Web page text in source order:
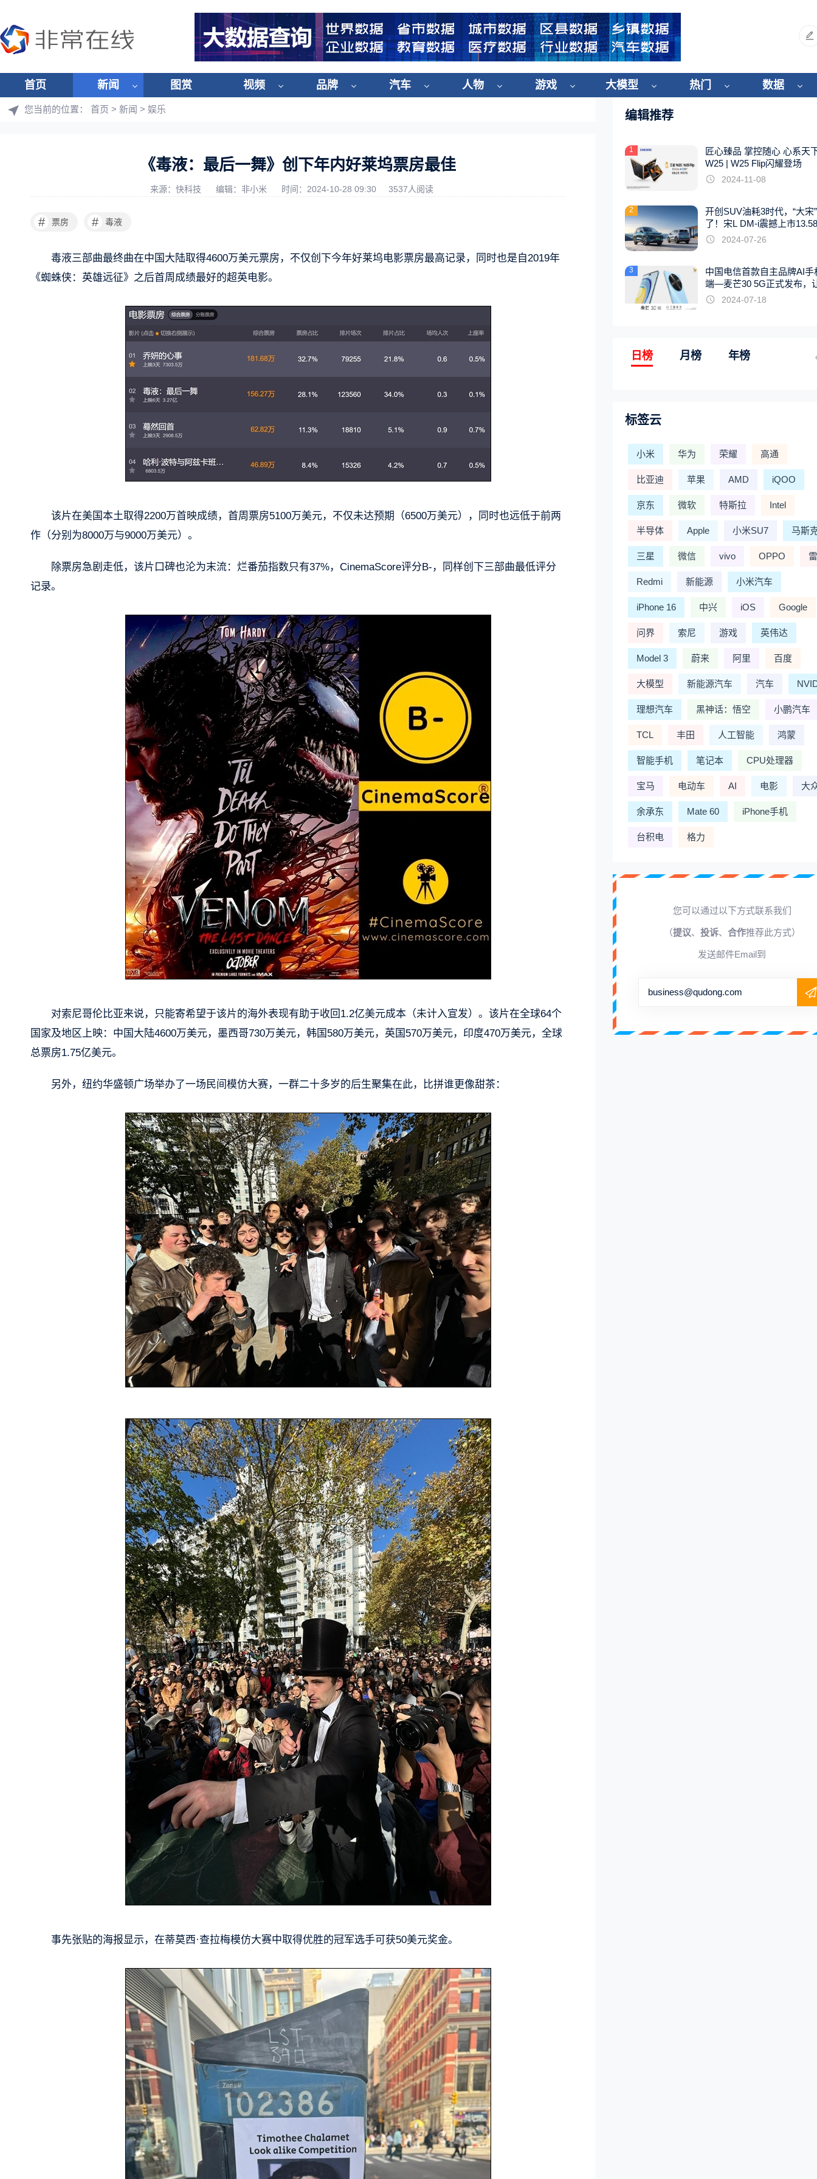
首页 新闻 图赏 视频 品牌 汽车 人物 游戏 大模型 热门 数据
您当前的位置： 首页 > 新闻 > 娱乐
《毒液：最后一舞》创下年内好莱坞票房最佳
来源：快科技 编辑：非小米 时间：2024-10-28 09:30 3537人阅读
# 票房 # 毒液
毒液三部曲最终曲在中国大陆取得4600万美元票房，不仅创下今年好莱坞电影票房最高记录，同时也是自2019年
《蜘蛛侠：英雄远征》之后首周成绩最好的超英电影。
该片在美国本土取得2200万首映成绩，首周票房5100万美元，不仅未达预期（6500万美元），同时也远低于前两
作（分别为8000万与9000万美元）。
除票房急剧走低，该片口碑也沦为末流：烂番茄指数只有37%，CinemaScore评分B-，同样创下三部曲最低评分
记录。
对索尼哥伦比亚来说，只能寄希望于该片的海外表现有助于收回1.2亿美元成本（未计入宣发）。该片在全球64个
国家及地区上映：中国大陆4600万美元，墨西哥730万美元，韩国580万美元，英国570万美元，印度470万美元，全球
总票房1.75亿美元。
另外，纽约华盛顿广场举办了一场民间模仿大赛，一群二十多岁的后生聚集在此，比拼谁更像甜茶：
事先张贴的海报显示，在蒂莫西·查拉梅模仿大赛中取得优胜的冠军选手可获50美元奖金。
编辑推荐
1
匠心臻品 掌控随心 心系天
W25 | W25 Flip闪耀登场
2024-11-08
2
开创SUV油耗3时代，“大宋
了！宋L DM-i震撼上市
起
2024-07-26
3
中国电信首款自主品牌AI手
端—麦芒30 5G正式发布，
触手可及2024-07-18
日榜 月榜 年榜
标签云
小米 华为 荣耀 高通
比亚迪 苹果 AMD iQOO
京东 微软 特斯拉 Intel
半导体 Apple 小米SU7 马斯
三星 微信 vivo OPPO
Redmi 新能源 小米汽车
iPhone 16 中兴 iOS Google
问界 索尼 游戏 英伟达
Model 3 蔚来 阿里 百度
大模型 新能源汽车 汽车
理想汽车 黑神话：悟空 小鹏汽车
TCL 丰田 人工智能 鸿蒙
智能手机 笔记本 CPU处理器
宝马 电动车 AI 电影 大
余承东 Mate 60 iPhone手机
台积电 格力
您可以通过以下方式联系我们
（提议、 投诉、 合作推荐此方式）
发送邮件Email到
business@qudong.com